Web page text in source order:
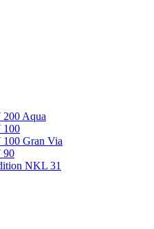
Aqua
Gran Via
90
NKL 31